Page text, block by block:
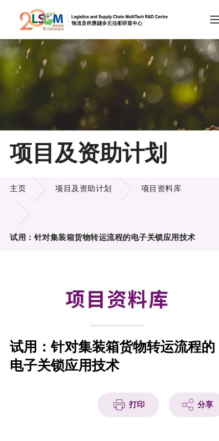
跳到内容（按回车键）
会员登录
A A EN 繁 简
主页
关于LSCM
技术商品化
合作计划
征求研发项目计划书
项目伙伴
项目及资助计划
项目及资助计划
主页 项目及资助计划 项目资料库
试用：针对集装箱货物转运流程的电子关锁应用技术
项目资料库
试用：针对集装箱货物转运流程的
电子关锁应用技术
打印 分享